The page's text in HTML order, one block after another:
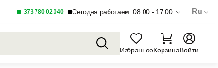
373 780 02 040 Сегодня работаем: 08:00 - 17:00 Ru
ИзбранноеКорзинаВойти